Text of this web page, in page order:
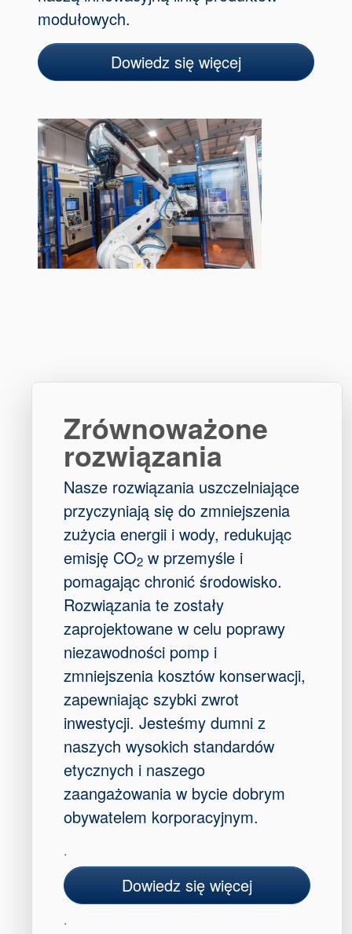
modułowych.
Dowiedz się więcej
Zrównoważone
rozwiązania
Nasze rozwiązania uszczelniające
przyczyniają się do zmniejszenia
zużycia energii i wody, redukując
emisję CO2 w przemyśle i
pomagając chronić środowisko.
Rozwiązania te zostały
zaprojektowane w celu poprawy
niezawodności pomp i
zmniejszenia kosztów konserwacji,
zapewniając szybki zwrot
inwestycji. Jesteśmy dumni z
naszych wysokich standardów
etycznych i naszego
zaangażowania w bycie dobrym
obywatelem korporacyjnym.
.
Dowiedz się więcej
.